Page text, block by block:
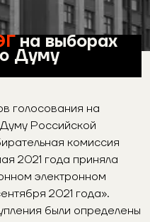
на выборах
Думу
голосования на
Российской
комиссия
2021 года приняла
электронном
2021 года».
были определены